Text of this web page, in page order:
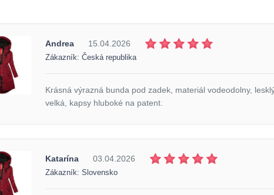
Andrea 15.04.2026
Zákazník: Česká republika
Krásná výrazná bunda pod zadek, materiál vodeodolny,
velká, kapsy hluboké na patent.
Katarína 03.04.2026
Zákazník: Slovensko